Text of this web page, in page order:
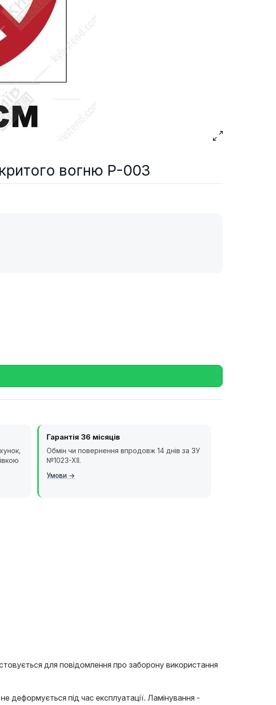
вогню P-003
Гарантія 36 місяців
Обмін чи повернення впродовж 14 днів за ЗУ
№1023-XII.
Умови
для повідомлення про заборону використання
під час експлуатації. Ламінування -